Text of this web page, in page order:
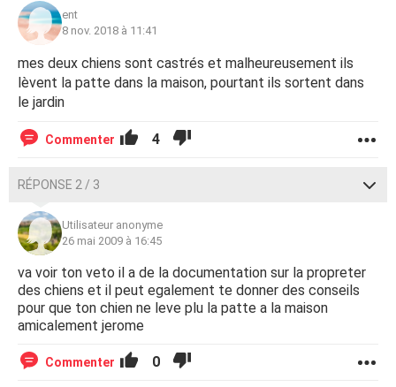
ent
8 nov. 2018 à 11:41
mes deux chiens sont castrés et malheureusement ils
lèvent la patte dans la maison, pourtant ils sortent dans
le jardin
Commenter 4
RÉPONSE 2 / 3
Utilisateur anonyme
26 mai 2009 à 16:45
va voir ton veto il a de la documentation sur la propreter
des chiens et il peut egalement te donner des conseils
pour que ton chien ne leve plu la patte a la maison
amicalement jerome
Commenter 0